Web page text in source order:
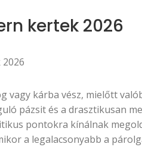
kertek 2026
vagy kárba vész, mielőtt
pázsit és a drasztikusan
pontokra kínálnak
a legalacsonyabb a